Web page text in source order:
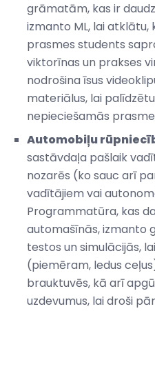
grāmatām, kas ir
izmanto ML, lai atklātu,
prasmes students
viktorīnas un prakses
nodrošina īsus
materiālus, lai
nepieciešamās
Automobiļu
sastāvdaļa pašlaik
nozarēs (ko sauc arī
vadītājiem vai
Programmatūra, kas
automašīnās, izmanto
testos un simulācijās,
(piemēram, ledus
brauktuvēs, kā arī
uzdevumus, lai droši